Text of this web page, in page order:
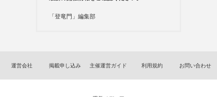
「登竜門」編集部
運営会社 掲載申し込み 主催運営ガイド 利用規約 お問い合わせ